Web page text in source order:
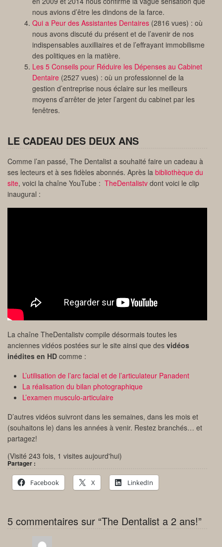
nous avions d’être les dindons de la farce.
Qui a Peur des Assistantes Dentaires (2816 vues) : où
nous avons discuté du présent et de l’avenir de nos
indispensables auxilliaires et de l’effrayant immobilisme
des politiques en la matière.
Les 5 Conseils pour Réduire les Dépenses au Cabinet
Dentaire (2527 vues) : où un professionnel de la
gestion d’entreprise nous éclaire sur les meilleurs
moyens d’arrêter de jeter l’argent du cabinet par les
fenêtres.
LE CADEAU DES DEUX ANS
Comme l’an passé, The Dentalist a souhaité faire un cadeau à
ses lecteurs et à ses fidèles abonnés. Après la bibliothèque du
site, voici la chaîne YouTube : TheDentalistv dont voici le clip
inaugural :
La chaîne TheDentalistv compile désormais toutes les
anciennes vidéos postées sur le site ainsi que des vidéos
inédites en HD comme :
L’utilisation de l’arc facial et de l’articulateur Panadent
La réalisation du bilan photographique
L’examen musculo-articulaire
D’autres vidéos suivront dans les semaines, dans les mois et
(souhaitons le) dans les années à venir. Restez branchés… et
partagez!
(Visité 243 fois, 1 visites aujourd'hui)
Partager :
Facebook X LinkedIn
5 commentaires sur “The Dentalist a 2 ans!”